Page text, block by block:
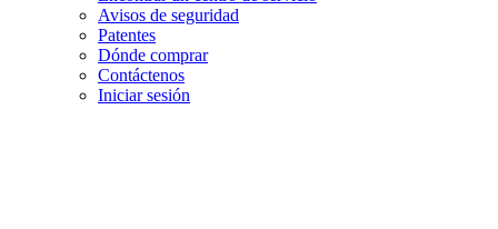
Avisos de seguridad
Patentes
Dónde comprar
Contáctenos
Iniciar sesión